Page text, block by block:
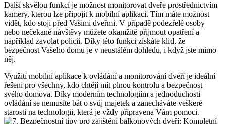
Další skvělou funkcí je možnost monitorovat dveře prostřednictvím
kamery, kterou lze připojit k mobilní aplikaci. Tím máte možnost
vidět, kdo stojí před Vašimi dveřmi. V případě podezřelé osoby
nebo nečekané návštěvy můžete okamžitě přijmout opatření a
například zavolat policii. Díky této funkci získáte klid, že
bezpečnost Vašeho domu je v neustálém dohledu, i když jste mimo
něj.
Využití mobilní aplikace k ovládání a monitorování dveří je ideální
řešení pro všechny, kdo chtějí mít plnou kontrolu a bezpečnost
svého domova. Díky moderním technologiím a jednoduchosti
ovládání se nemusíte bát o svůj majetek a zanecháváte veškeré
starosti na technologii, která je vždy připravena Vám pomoci.